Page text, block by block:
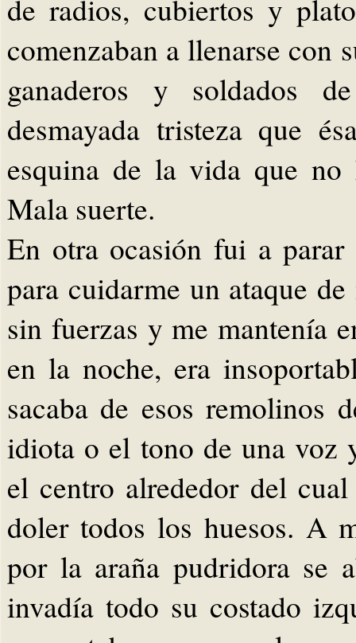
de radios, cubiertos y
comenzaban a llenarse con
ganaderos y soldados
desmayada tristeza que
esquina de la vida que no
Mala suerte.
En otra ocasión fui a
para cuidarme un ataque
sin fuerzas y me mantenía
en la noche, era
sacaba de esos remolinos
idiota o el tono de una voz
el centro alrededor del
doler todos los huesos. A
por la araña pudridora se
invadía todo su costado